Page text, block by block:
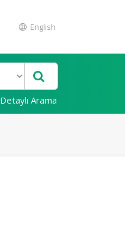
English
Detaylı Arama